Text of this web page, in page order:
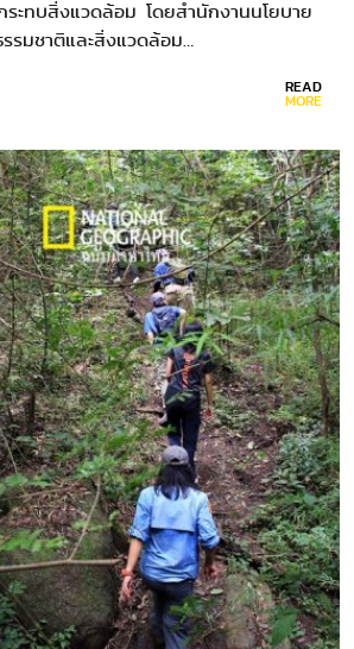
ระทบสิ่งแวดล้อม โดยสำนักงานนโยบาย
รมชาติและสิ่งแวดล้อม…
READ
MORE